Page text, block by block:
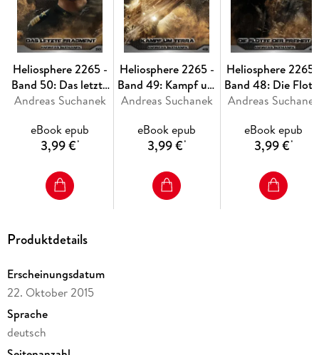
Heliosphere 2265 -
Band 50: Das letzte
Fragment
Andreas Suchanek
eBook epub
3,99 €*
Heliosphere 2265 -
Band 49: Kampf um
Terra
Andreas Suchanek
eBook epub
3,99 €*
Heliosphere 2265
Band 48: Die
der Freiheit
Andreas Suchanek
eBook epub
3,99 €*
Produktdetails
Erscheinungsdatum
22. Oktober 2015
Sprache
deutsch